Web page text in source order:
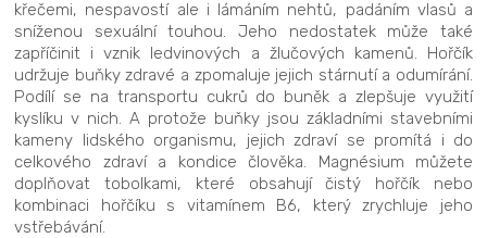
křečemi, nespavostí ale i lámáním nehtů, padáním vlasů a
sníženou sexuální touhou. Jeho nedostatek může také
zapříčinit i vznik ledvinových a žlučových kamenů. Hořčík
udržuje buňky zdravé a zpomaluje jejich stárnutí a odumírání.
Podílí se na transportu cukrů do buněk a zlepšuje využití
kyslíku v nich. A protože buňky jsou základními stavebními
kameny lidského organismu, jejich zdraví se promítá i do
celkového zdraví a kondice člověka. Magnésium můžete
doplňovat tobolkami, které obsahují čistý hořčík nebo
kombinaci hořčíku s vitamínem B6, který zrychluje jeho
vstřebávání.